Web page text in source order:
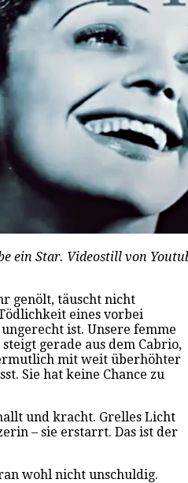
ein Star. Videostill von
genölt, täuscht nicht
eines vorbei
ist. Unsere femme
gerade aus dem Cabrio,
mit weit überhöhter
Sie hat keine Chance zu
und kracht. Grelles Licht
– sie erstarrt. Das ist der
wohl nicht unschuldig.